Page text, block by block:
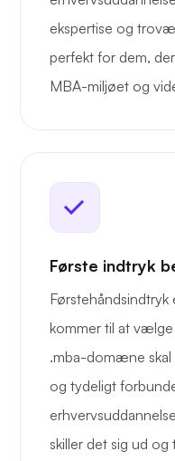
ekspertise og
perfekt for dem,
MBA-miljøet og
Første indtryk
kommer til at
.mba-domæne
og tydeligt
skiller det sig ud